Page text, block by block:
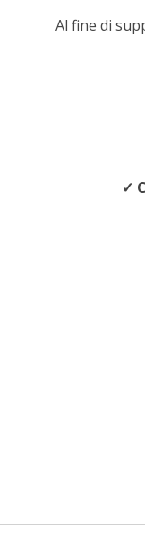
Al fine di
✓